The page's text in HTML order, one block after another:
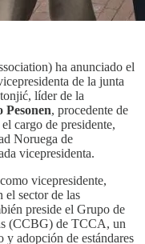
ha anunciado el
de la junta
líder de la
Pesonen, procedente de
cargo de presidente,
Noruega de
vicepresidenta.
vicepresidente,
el sector de las
preside el Grupo de
(CCBG) de TCCA, un
y adopción de estándares